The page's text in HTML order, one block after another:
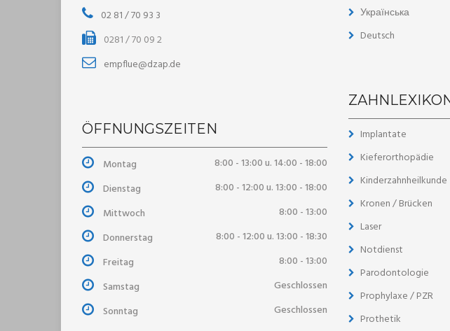
02 81 / 70 93 3
0281 / 70 09 2
empflue@dzap.de
ÖFFNUNGSZEITEN
Montag
8:00 - 13:00 u. 14:00 - 18:00
Dienstag
8:00 - 12:00 u. 13:00 - 18:00
Mittwoch
8:00 - 13:00
Donnerstag
8:00 - 12:00 u. 13:00 - 18:30
Freitag
8:00 - 13:00
Samstag
Geschlossen
Sonntag
Geschlossen
Українська
Deutsch
Implantate
Kieferorthopädie
Kinderzahnheilkunde
Kronen / Brücken
Laser
Notdienst
Parodontologie
Prophylaxe / PZR
Prothetik